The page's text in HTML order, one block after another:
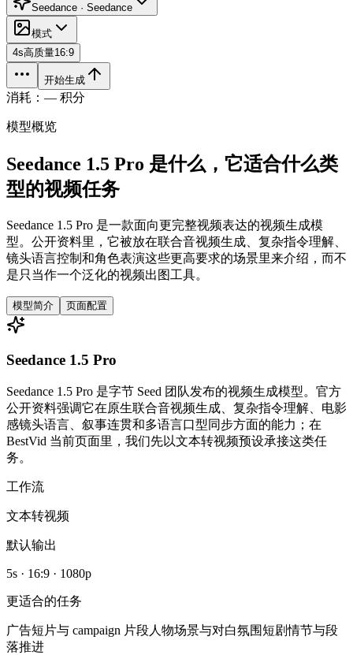
Seedance · Seedance
模式
4s高质量16:9
开始生成
消耗：— 积分
模型概览
Seedance 1.5 Pro 是什么，它适合什么类
型的视频任务
Seedance 1.5 Pro 是一款面向更完整视频表达的视频生成模
型。公开资料里，它被放在联合音视频生成、复杂指令理解、
镜头语言控制和角色表演这些更高要求的场景里来介绍，而不
是只当作一个泛化的视频出图工具。
模型简介 页面配置
Seedance 1.5 Pro
Seedance 1.5 Pro 是字节 Seed 团队发布的视频生成模型。官方
公开资料强调它在原生联合音视频生成、复杂指令理解、电影
感镜头语言、叙事连贯和多语言口型同步方面的能力；在
BestVid 当前页面里，我们先以文本转视频预设承接这类任
务。
工作流
文本转视频
默认输出
5s · 16:9 · 1080p
更适合的任务
广告短片与 campaign 片段人物场景与对白氛围短剧情节与段
落推进